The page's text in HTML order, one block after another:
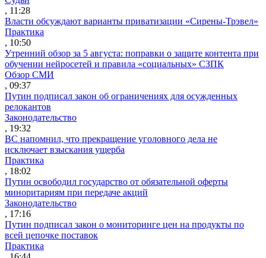
, 11:28
Власти обсуждают варианты приватизации «Сирены-Трэвел»
Практика
, 10:50
Утренний обзор за 5 августа: поправки о защите контента при
обучении нейросетей и правила «социальных» СЗПК
Обзор СМИ
, 09:37
Путин подписал закон об ограничениях для осужденных
релокантов
Законодательство
, 19:32
ВС напомнил, что прекращение уголовного дела не
исключает взыскания ущерба
Практика
, 18:02
Путин освободил государство от обязательной оферты
миноритариям при передаче акций
Законодательство
, 17:16
Путин подписал закон о мониторинге цен на продукты по
всей цепочке поставок
Практика